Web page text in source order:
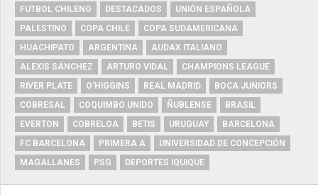
FUTBOL CHILENO
DESTACADOS
UNIÓN ESPAÑOLA
PALESTINO
COPA CHILE
COPA SUDAMERICANA
HUACHIPATO
ARGENTINA
AUDAX ITALIANO
ALEXIS SÁNCHEZ
ARTURO VIDAL
CHAMPIONS LEAGUE
RIVER PLATE
O'HIGGINS REAL MADRID
BOCA JUNIORS
COBRESAL
COQUIMBO UNIDO ÑUBLENSE
BRASIL
EVERTON
COBRELOA BETIS URUGUAY
BARCELONA
FC BARCELONA
PRIMERA A
UNIVERSIDAD DE CONCEPCIÓN
MAGALLANES
PSG DEPORTES IQUIQUE